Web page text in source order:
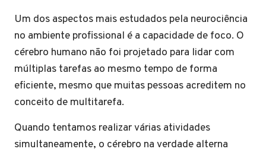
Um dos aspectos mais estudados pela neurociência
no ambiente profissional é a capacidade de foco. O
cérebro humano não foi projetado para lidar com
múltiplas tarefas ao mesmo tempo de forma
eficiente, mesmo que muitas pessoas acreditem no
conceito de multitarefa.
Quando tentamos realizar várias atividades
simultaneamente, o cérebro na verdade alterna